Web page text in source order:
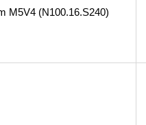
M5V4 (N100.16.S240)